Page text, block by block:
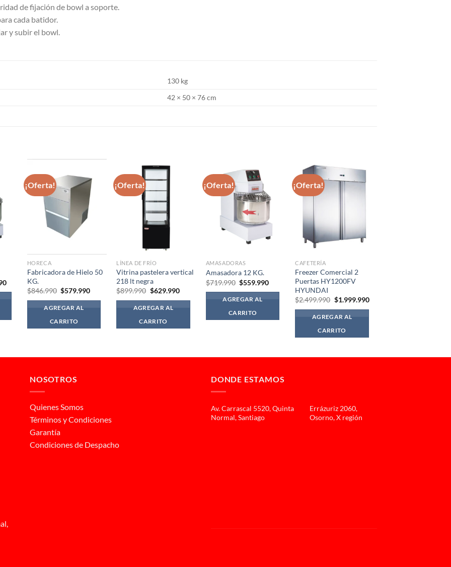
de fijación de bowl a soporte.
cada batidor.
y subir el bowl.
130 kg
42 × 50 × 76 cm
El
¡Oferta!
HORECA
Fabricadora de Hielo 50
KG.
$846.990 El
original
era:
$846.990.
$579.990El
AGREGAR AL
CARRITO
¡Oferta!
LÍNEA DE FRÍO
Vitrina pastelera vertical
218 lt negra
$899.990 El
original
era:
$899.990.
$629.990El
$629.990.
AGREGAR AL
CARRITO
¡Oferta!
AMASADORAS
Amasadora 12 KG.
$719.990 El
original
era:
$719.990.
$559.990El
$559.990.
AGREGAR AL
CARRITO
¡Oferta!
CAFETERÍA
Freezer Comercial 2
Puertas HY1200FV
HYUNDAI
$2.499.990 El
original
era:
$2.499.990.
$1.999.990El
AGREGAR AL
CARRITO
NOSOTROS
Quienes Somos
Términos y Condiciones
Garantía
Condiciones de Despacho
DONDE ESTAMOS
Av. Carrascal 5520, Quinta
Normal, Santiago
Errázuriz 2060,
Osorno, X región